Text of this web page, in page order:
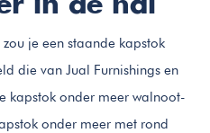
je een staande kapstok
die van Jual Furnishings en
kapstok onder meer walnoot-
onder meer met rond